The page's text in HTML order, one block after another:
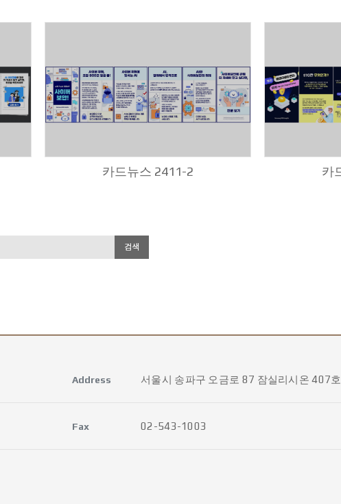
카드뉴스 2411-2 카
Address 서울시 송파구 오금로 87 잠실리시온 407호
Fax 02-543-1003